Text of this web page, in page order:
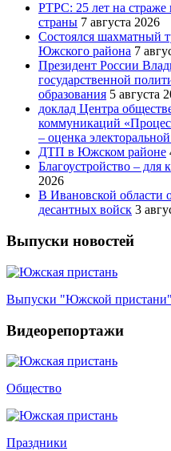
РТРС: 25 лет на страже
страны 7 августа 2026
Состоялся шахматный
Южского района 7
Президент России
государственной
образования 5 августа
доклад Центра
коммуникаций
– оценка
ДТП в Южском районе
Благоустройство – для
2026
В Ивановской области
десантных войск 3
Выпуски новостей
Выпуски "Южской пристани"
Видеорепортажи
Общество
Праздники